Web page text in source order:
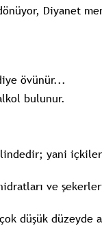
Diyanet
övünür...
bulunur.
yani
ve
düşük düzeyde